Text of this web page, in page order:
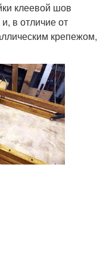
клеевой шов
в отличие от
крепежом,